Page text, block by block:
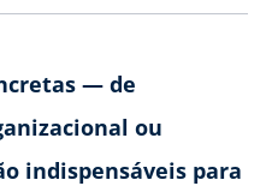
— de
ou
indispensáveis para